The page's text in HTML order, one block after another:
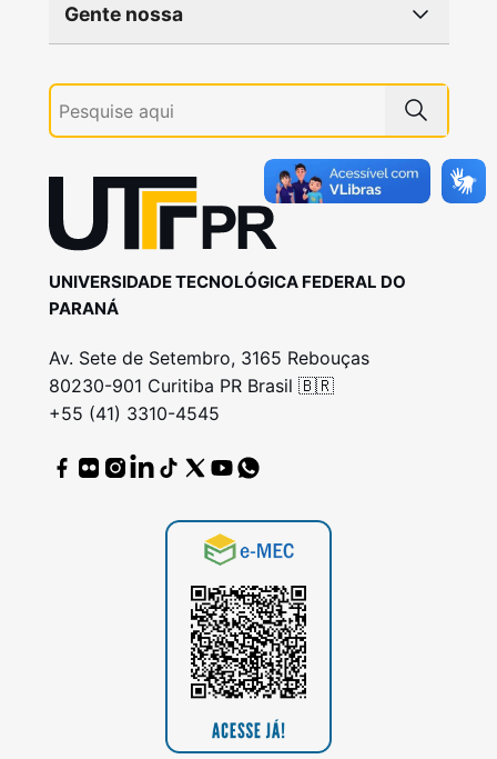
Gente nossa
UNIVERSIDADE TECNOLÓGICA FEDERAL DO
PARANÁ
Av. Sete de Setembro, 3165 Rebouças
80230-901 Curitiba PR Brasil 🇧🇷
+55 (41) 3310-4545